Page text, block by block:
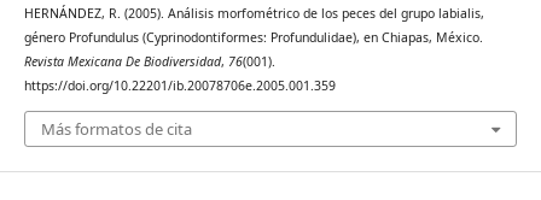
HERNÁNDEZ, R. (2005). Análisis morfométrico de los peces del grupo labialis,
género Profundulus (Cyprinodontiformes: Profundulidae), en Chiapas, México.
Revista Mexicana De Biodiversidad, 76(001).
https://doi.org/10.22201/ib.20078706e.2005.001.359
Más formatos de cita